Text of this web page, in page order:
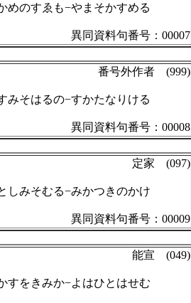
めのすゑも−やまそかすめる
異同資料句番号：00007
番号外作者 (999)
みそはるの−すかたなりける
異同資料句番号：00008
定家 (097)
しみそむる−みかつきのかけ
異同資料句番号：00009
能宣 (049)
すをきみか−よはひとはせむ